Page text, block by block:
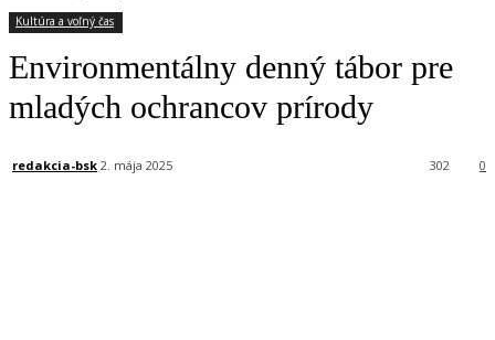
Kultúra a voľný čas
Environmentálny denný tábor pre
mladých ochrancov prírody
redakcia-bsk 2. mája 2025 0
302